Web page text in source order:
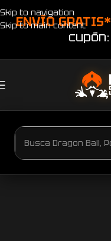
Skip to navigation
Skip to main content
ENVÍO GRATIS*
cupón: